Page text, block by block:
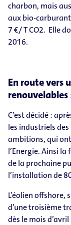
charbon, mais
aux bio-
7 €/ T CO2. Elle
2016.
En route vers
renouvelables
C’est décidé :
les industriels des
ambitions, qui
l’Energie. Ainsi
de la prochaine
l’installation de
L’éolien offshore,
d’une troisième
dès le mois